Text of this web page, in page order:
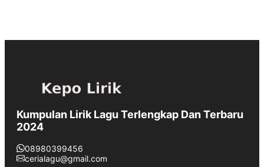
Kumpulan Lirik Lagu Terlengkap Dan Terbaru
2024
08980399456
cerialagu@gmail.com